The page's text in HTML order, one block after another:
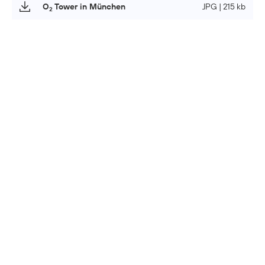
O2 Tower in München JPG | 215 kb